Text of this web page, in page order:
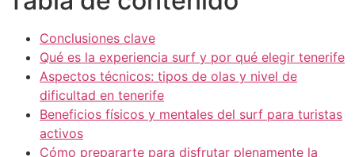
Conclusiones clave
Qué es la experiencia surf y por qué elegir tenerife
Aspectos técnicos: tipos de olas y nivel de
dificultad en tenerife
Beneficios físicos y mentales del surf para turistas
activos
Cómo prepararte para disfrutar plenamente la